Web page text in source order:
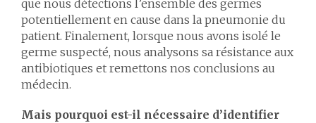
que nous détections l’ensemble des germes
potentiellement en cause dans la pneumonie du
patient. Finalement, lorsque nous avons isolé le
germe suspecté, nous analysons sa résistance aux
antibiotiques et remettons nos conclusions au
médecin.
Mais pourquoi est-il nécessaire d’identifier